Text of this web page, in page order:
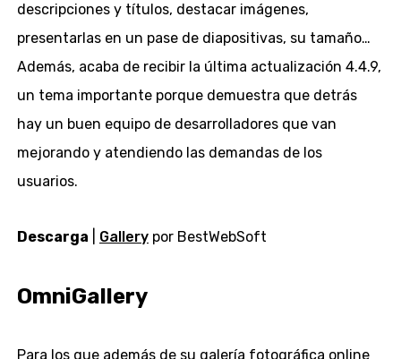
descripciones y títulos, destacar imágenes,
presentarlas en un pase de diapositivas, su tamaño…
Además, acaba de recibir la última actualización 4.4.9,
un tema importante porque demuestra que detrás
hay un buen equipo de desarrolladores que van
mejorando y atendiendo las demandas de los
usuarios.
Descarga Gallerypor BestWebSoft
OmniGallery
Para los que además de su galería fotográfica online